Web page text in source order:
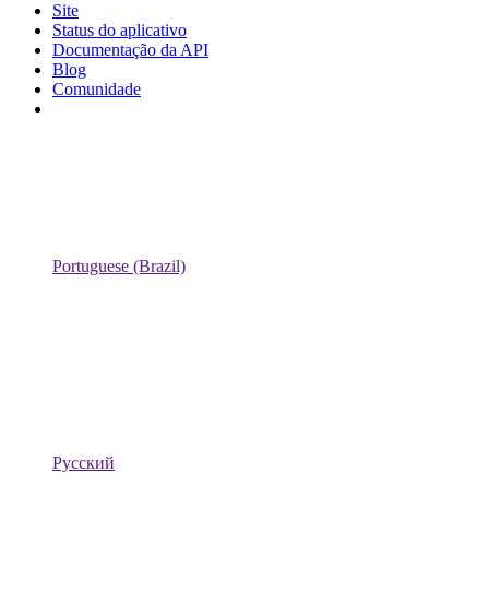
Site
Status do aplicativo
Documentação da API
Blog
Comunidade
Portuguese (Brazil)
Русский